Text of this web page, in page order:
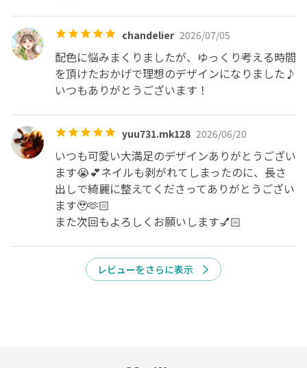
🙅🏻‍♀️当店でのセールス・勧誘等の行為は固くお断り致しま
chandelier 2026/07/05
配色に悩みまくりましたが、ゆっくり考える時間
を頂けたおかげで理想のデザインになりました♪
いつもありがとうございます！
yuu731.mk128 2026/06/20
いつも可愛い大満足のデザインありがとうござい
ます😭💕ネイルも剥がれてしまったのに、長さ
出しで綺麗に整えてくださってありがとうござい
ます🥹🫶🏻
また次回もよろしくお願いします💅🏻
レビューをさらに表示